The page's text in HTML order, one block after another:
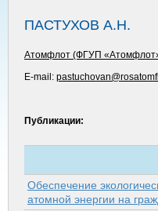
ПАСТУХОВ А.Н.
Атомфлот (ФГУП
E-mail:
Публикации:
Обеспечение
атомной энергии на